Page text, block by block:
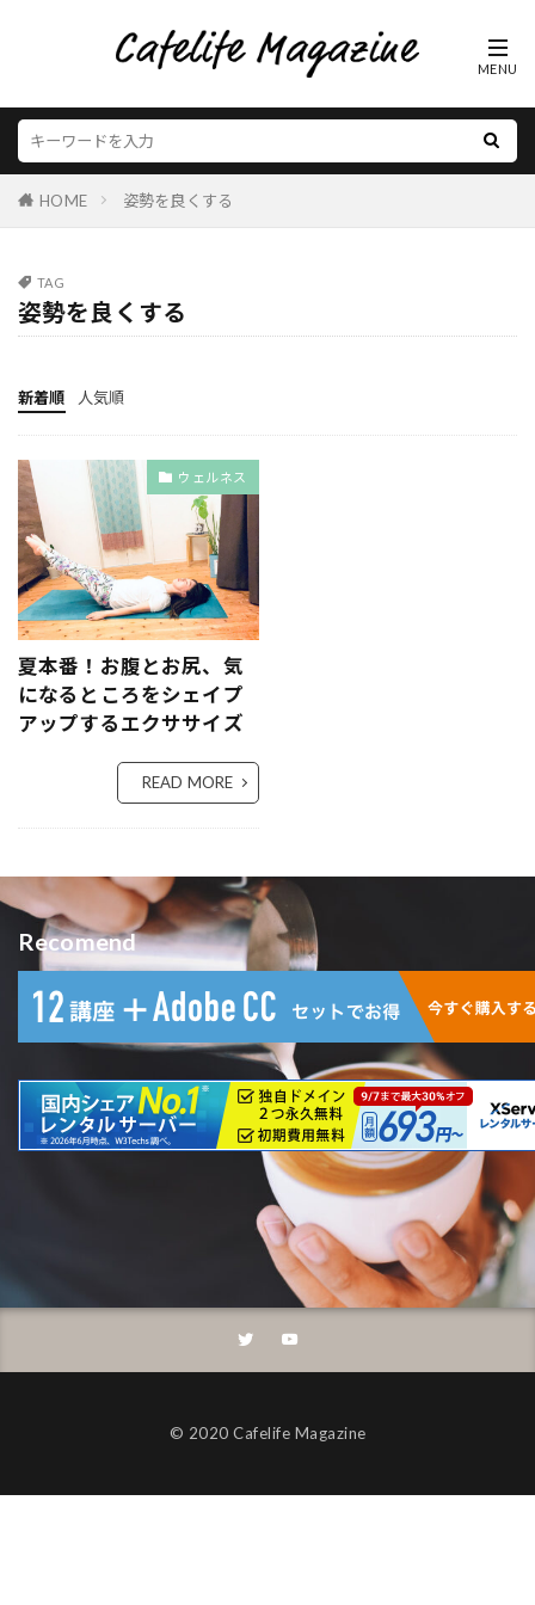
HOME 姿勢を良くする
TAG
姿勢を良くする
新着順 人気順
ウェルネス
夏本番！お腹とお尻、気
になるところをシェイプ
アップするエクササイズ
READ MORE
Recomend
©︎ 2020 Cafelife Magazine